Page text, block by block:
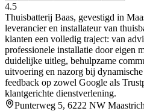
4.5
Thuisbatterij Baas, gevestigd in
leverancier en installateur van
klanten een volledig traject: van
professionele installatie door eigen
duidelijke uitleg, behulpzame
uitvoering en nazorg bij
feedback op zowel Google als
klantgerichte dienstverlening.
Punterweg 5, 6222 NW